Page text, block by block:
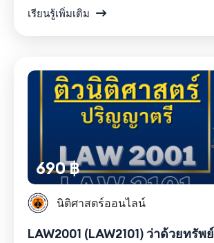
เรียนรู้เพิ่มเติม
690 ฿
นิติศาสตร์ออนไลน์
LAW2001 (LAW2101) ว่าด้วยทรัพย์